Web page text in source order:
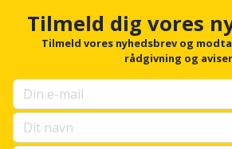
Tagpladeværktøj
Trekantsliber
Trekantslibertilbehør
Tilmeld dig vores
Tilmeld vores nyhedsbrev og
rådgivning og aviser